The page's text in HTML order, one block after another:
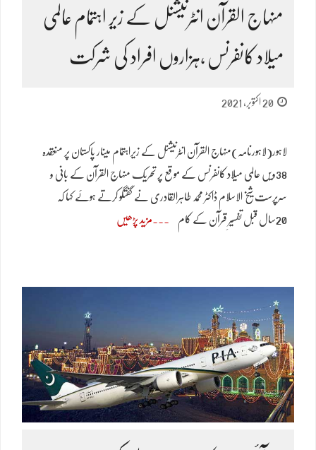
منہاج القرآن انٹرنیشنل کے زیر اہتمام عالمی
میلاد کانفرنس ،ہزاروں افراد کی شرکت
20 اکتوبر, 2021
لاہور(لاہورنامہ)منہاج القرآن انٹرنیشنل کے زیراہتمام مینار پاکستان پر منعقدہ
38ویں عالمی میلاد کانفرنس کے موقع پر تحریک منہاج القرآن کے بانی و
سرپرست شیخ الاسلام ڈاکٹر محمد طاہرالقادری نے گفتگو کرتے ہوئے کہا کہ
20سال قبل تفسیرِ قرآن کے کام مزید پڑھیں